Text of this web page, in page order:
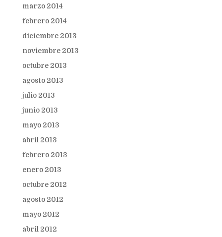
marzo 2014
febrero 2014
diciembre 2013
noviembre 2013
octubre 2013
agosto 2013
julio 2013
junio 2013
mayo 2013
abril 2013
febrero 2013
enero 2013
octubre 2012
agosto 2012
mayo 2012
abril 2012